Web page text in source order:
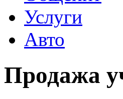
Услуги
Авто
Продажа